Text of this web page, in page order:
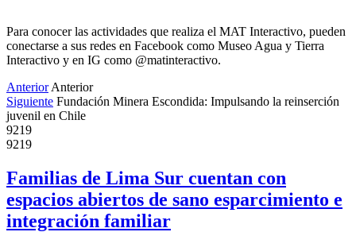
Para conocer las actividades que realiza el MAT Interactivo, pueden
conectarse a sus redes en Facebook como Museo Agua y Tierra
Interactivo y en IG como @matinteractivo.
Anterior Anterior
Siguiente Fundación Minera Escondida: Impulsando la reinserción
juvenil en Chile
9219
9219
Familias de Lima Sur cuentan con
espacios abiertos de sano esparcimiento e
integración familiar